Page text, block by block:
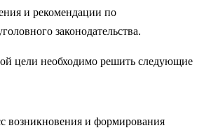
и рекомендации по
законодательства.
цели необходимо решить следующие
возникновения и формирования